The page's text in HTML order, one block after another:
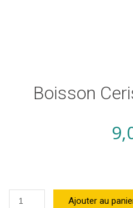
Boisson
quantité
Ajouter au